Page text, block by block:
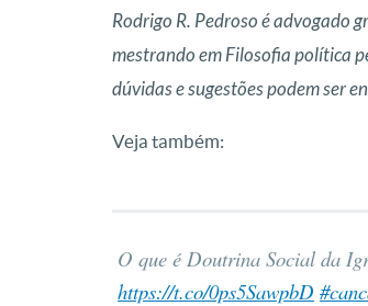
Rodrigo R. Pedroso é advogado
mestrando em Filosofia política
dúvidas e sugestões podem ser
Veja também:
O que é Doutrina Social da
https://t.co/0ps5SawpbD